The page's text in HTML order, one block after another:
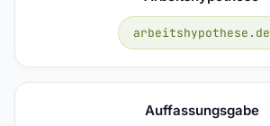
arbeitshypothese.de
Auffassungsgabe